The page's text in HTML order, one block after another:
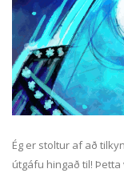
Ég er stoltur af að
útgáfu hingað til!